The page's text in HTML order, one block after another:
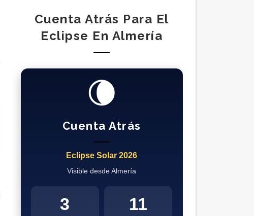
Cuenta Atrás Para El
Eclipse En Almería
🌘
Cuenta Atrás
Eclipse Solar 2026
Visible desde Almería
3 11